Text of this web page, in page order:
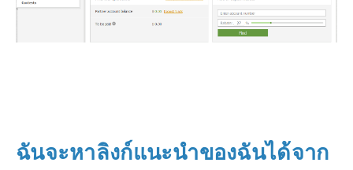
ฉันจะหาลิงก์แนะนำของฉันได้จาก